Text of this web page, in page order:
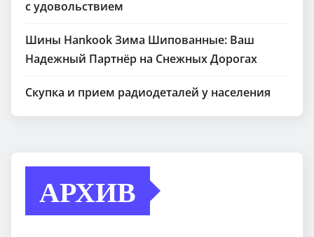
с удовольствием
Шины Hankook Зима Шипованные: Ваш
Надежный Партнёр на Снежных Дорогах
Скупка и прием радиодеталей у населения
АРХИВ